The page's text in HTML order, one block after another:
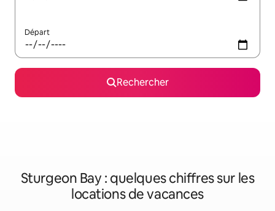
Départ
Rechercher
Sturgeon Bay : quelques chiffres sur les
locations de vacances